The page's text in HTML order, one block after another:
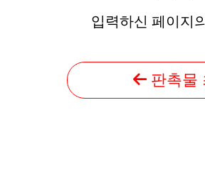
입력하신 페이지
판촉물